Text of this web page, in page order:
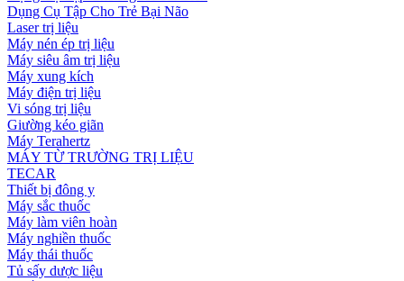
Dụng Cụ Tập Cho Trẻ Bại Não
Laser trị liệu
Máy nén ép trị liệu
Máy siêu âm trị liệu
Máy xung kích
Máy điện trị liệu
Vi sóng trị liệu
Giường kéo giãn
Máy Terahertz
MÁY TỪ TRƯỜNG TRỊ LIỆU
TECAR
Thiết bị đông y
Máy sắc thuốc
Máy làm viên hoàn
Máy nghiền thuốc
Máy thái thuốc
Tủ sấy dược liệu